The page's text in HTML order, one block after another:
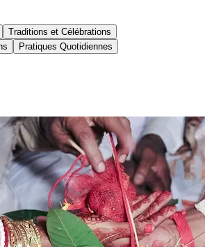
Traditions et Célébrations
Pratiques Quotidiennes